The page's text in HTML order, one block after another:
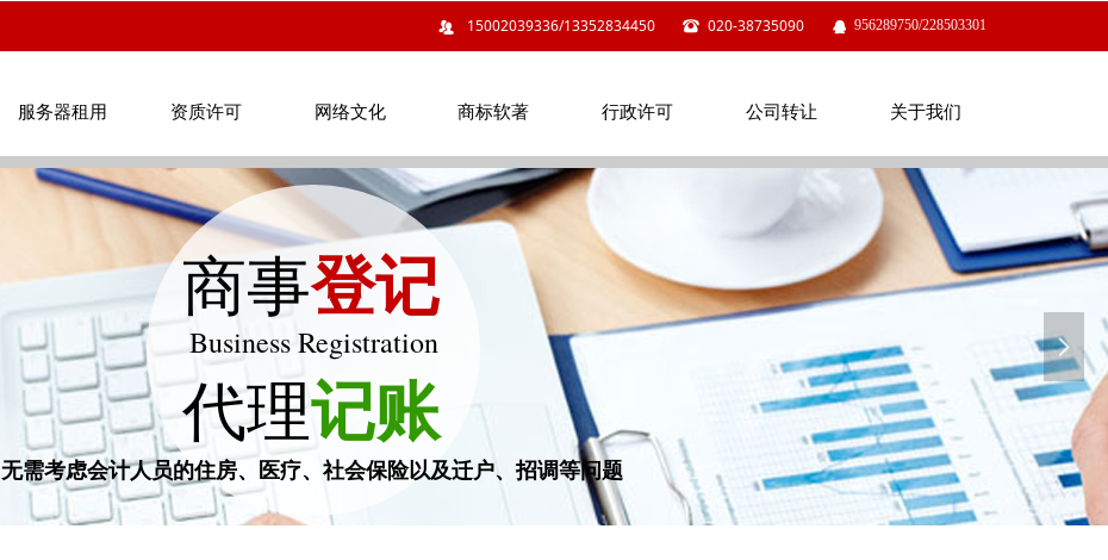
뀰 020-38735090 뀩 956289750/228503301
뀡 15002039336/13352834450
服务器租用
服务器租用
资质许可
资质许可
网络文化
网络文化
商标软著
商标软著
行政许可 公司转让 关于我们
关于我们
商事登记
代理记账
Business Registration
无需考虑会计人员的住房、医疗、社会保险以及迁户、招调等问题
넲